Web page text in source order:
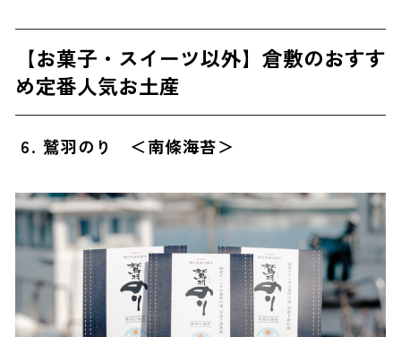
【お菓子・スイーツ以外】倉敷のおすす
め定番人気お土産
6. 鷲羽のり ＜南條海苔＞